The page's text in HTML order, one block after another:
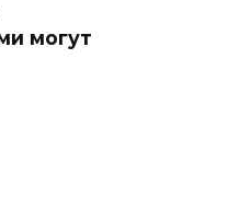
могут